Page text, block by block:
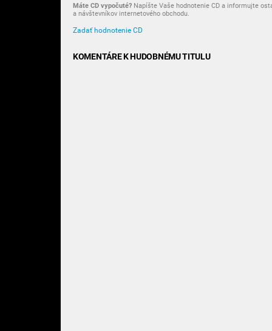
Máte CD vypočuté? Napíšte Vaše hodnotenie CD a informujte
a návštevníkov internetového obchodu.
Zadať hodnotenie CD
KOMENTÁRE K HUDOBNÉMU TITULU